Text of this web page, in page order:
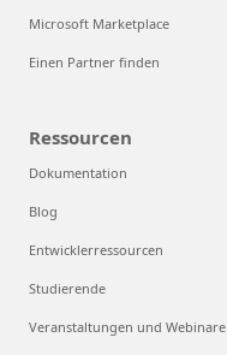
Microsoft Marketplace
Einen Partner finden
Ressourcen
Dokumentation
Blog
Entwicklerressourcen
Studierende
Veranstaltungen und Webinare